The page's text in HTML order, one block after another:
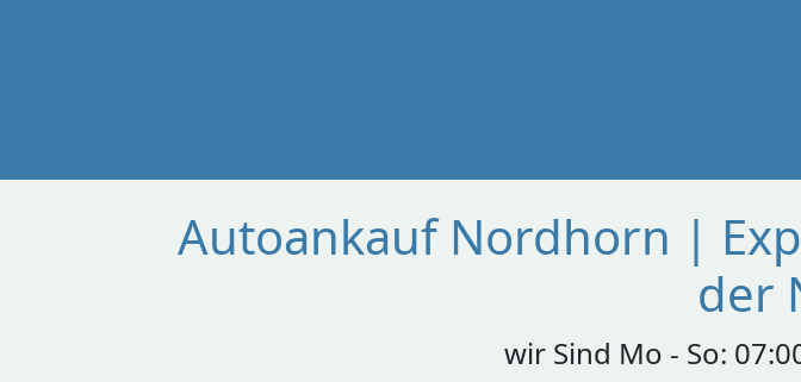
Autoankauf Nordhorn |
der
wir Sind Mo - So: